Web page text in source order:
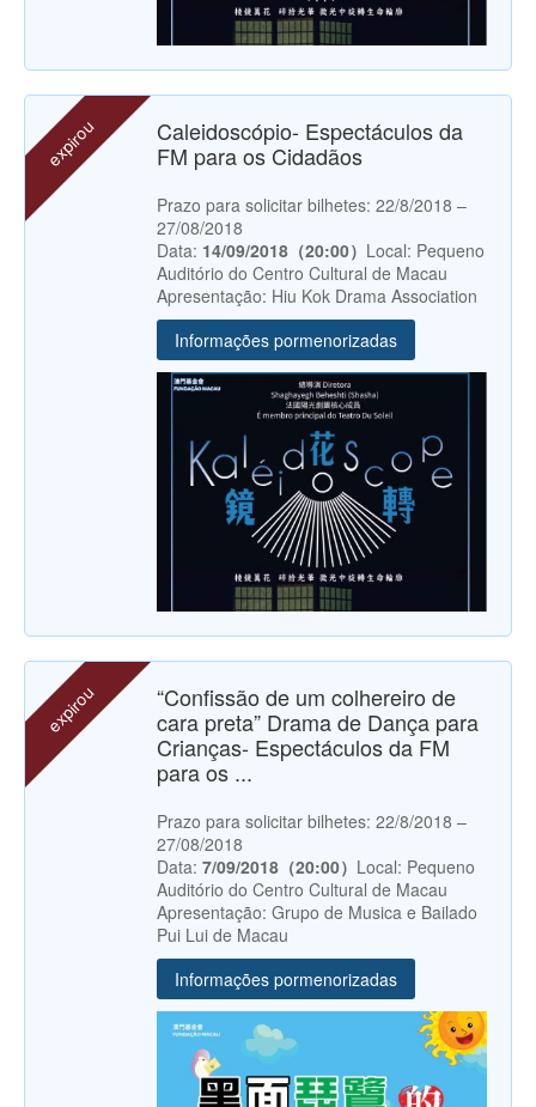
expirou
Caleidoscópio- Espectáculos da
FM para os Cidadãos
Prazo para solicitar bilhetes: 22/8/2018 –
27/08/2018
Data: 14/09/2018（20:00） Local: Pequeno
Auditório do Centro Cultural de Macau
Apresentação: Hiu Kok Drama Association
Informações pormenorizadas
expirou
“Confissão de um colhereiro de
cara preta” Drama de Dança para
Crianças- Espectáculos da FM
para os ...
Prazo para solicitar bilhetes: 22/8/2018 –
27/08/2018
Data: 7/09/2018（20:00） Local: Pequeno
Auditório do Centro Cultural de Macau
Apresentação: Grupo de Musica e Bailado
Pui Lui de Macau
Informações pormenorizadas